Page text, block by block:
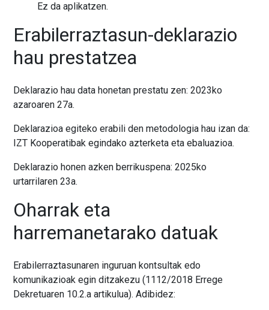
Ez da aplikatzen.
Erabilerraztasun-deklarazio
hau prestatzea
Deklarazio hau data honetan prestatu zen: 2023ko
azaroaren 27a.
Deklarazioa egiteko erabili den metodologia hau izan da:
IZT Kooperatibak egindako azterketa eta ebaluazioa.
Deklarazio honen azken berrikuspena: 2025ko
urtarrilaren 23a.
Oharrak eta
harremanetarako datuak
Erabilerraztasunaren inguruan kontsultak edo
komunikazioak egin ditzakezu (1112/2018 Errege
Dekretuaren 10.2.a artikulua). Adibidez: